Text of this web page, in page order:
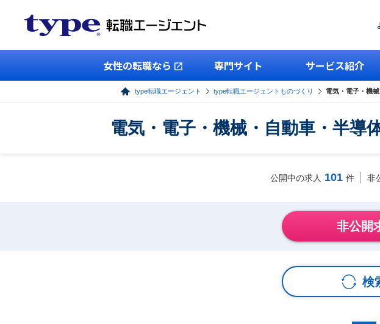
女性の転職なら 専門サイト サービス紹介
type転職エージェント type転職エージェントものづくり 電気・電子・機
電気・電子・機械・自動車・半導
公開中の求人 101 件 非
非公開
検